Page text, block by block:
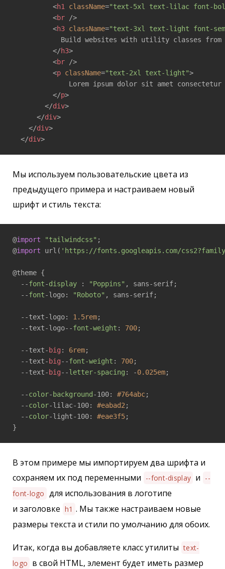
<h1 className="text-5xl text-lilac font-
<br />
<h3 className="text-3xl text-light font-
Build websites with utility classes
</h3>
<br />
<p className="text-2xl text-light">
Lorem ipsum dolor sit amet
</p>
</div>
</div>
</div>
</div>
Мы используем пользовательские цвета из
предыдущего примера и настраиваем новый
шрифт и стиль текста:
@import "tailwindcss" ;
@import url( 'https://fonts.googleapis.com/
@theme {
  --
font-display : "Poppins" , sans-serif;
  --
font-logo: "Roboto" , sans-serif;
  --text-logo:
1.5rem;
  --text-logo--
font-weight : 700;
  --text-
big : 6rem;
  --text-
big--font-weight : 700;
  --text-
big--letter-spacing : -0.025em;
  --
color- background -100: #764abc;
  --
color-lilac-100: #eabad2 ;
  --
color-light-100: #eae3f5;
}
В этом примере мы импортируем два шрифта и
сохраняем их под переменными --font-display и --
font-logo для использования в логотипе
и заголовке h1 . Мы также настраиваем новые
размеры текста и стили по умолчанию для обоих.
Итак, когда вы добавляете класс утилиты text-
logo в свой HTML, элемент будет иметь размер